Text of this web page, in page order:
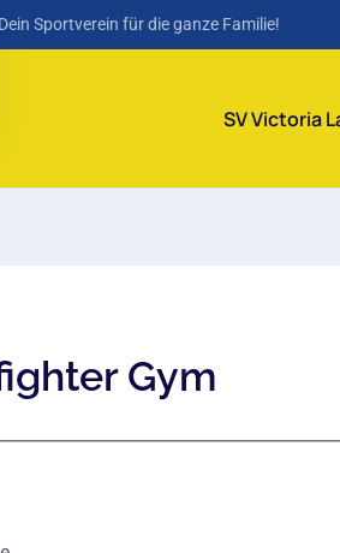
Sportverein für die ganze Familie!
SV Victoria
Gym